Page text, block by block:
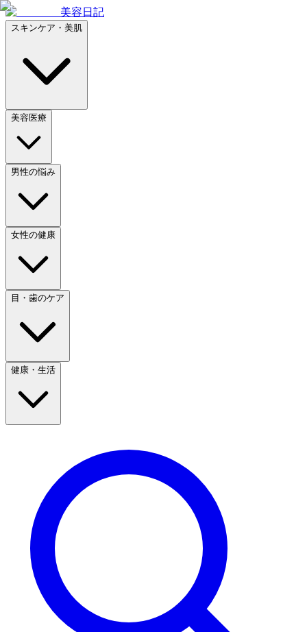
美容日記
スキンケア・美肌
美容医療
男性の悩み
女性の健康
目・歯のケア
健康・生活